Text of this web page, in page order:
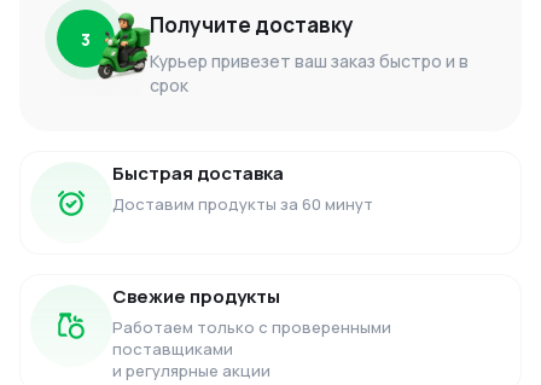
3 Получите доставку
Курьер привезет ваш заказ быстро и в
срок
Быстрая доставка
Доставим продукты за 60 минут
Свежие продукты
Работаем только с проверенными
поставщиками
и регулярные акции